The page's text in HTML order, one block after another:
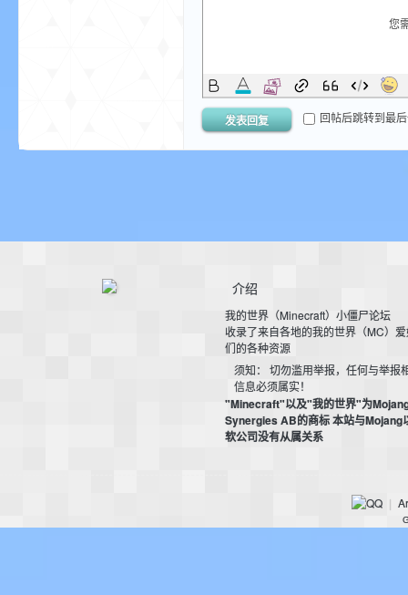
(
您
发表回复 回帖后跳转到最
介绍
我的世界（Minecraft）小僵尸论坛
收录了来自各地的我的世界（MC）
们的各种资源
须知： 切勿滥用举报，任何与举报
信息必须属实！
"Minecraft"以及"我的世界"为
Synergies AB的商标 本站与Mojang
软公司没有从属关系